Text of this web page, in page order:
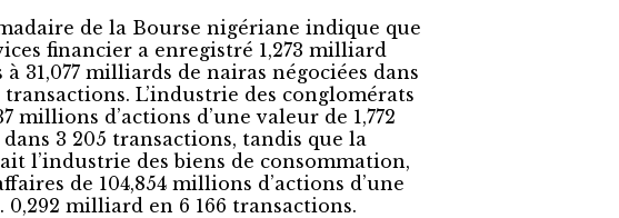
de la Bourse nigériane indique que
financier a enregistré 1,273 milliard
à 31,077 milliards de nairas négociées dans
transactions. L’industrie des conglomérats
millions d’actions d’une valeur de 1,772
3 205 transactions, tandis que la
l’industrie des biens de consommation,
de 104,854 millions d’actions d’une
0,292 milliard en 6 166 transactions.